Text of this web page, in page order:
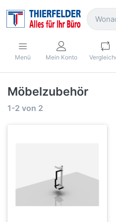
Menü Mein Konto
Möbelzubehör
1-2 von 2